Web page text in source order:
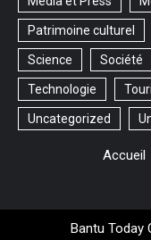
Patrimoine culturel
Science Société
Technologie
Uncategorized
Accueil
Bantu Today